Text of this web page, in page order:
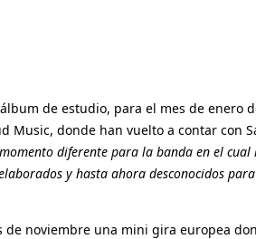
de estudio, para el mes de enero
donde han vuelto a contar con
diferente para la banda en el
y hasta ahora desconocidos
noviembre una mini gira europea